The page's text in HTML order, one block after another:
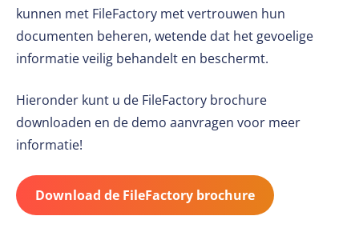
kunnen met FileFactory met vertrouwen hun
documenten beheren, wetende dat het gevoelige
informatie veilig behandelt en beschermt.
Hieronder kunt u de FileFactory brochure
downloaden en de demo aanvragen voor meer
informatie!
Download de FileFactory brochure